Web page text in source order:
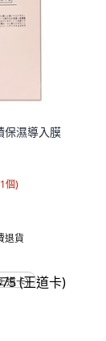
保濕導入膜
個)
退貨
道卡)